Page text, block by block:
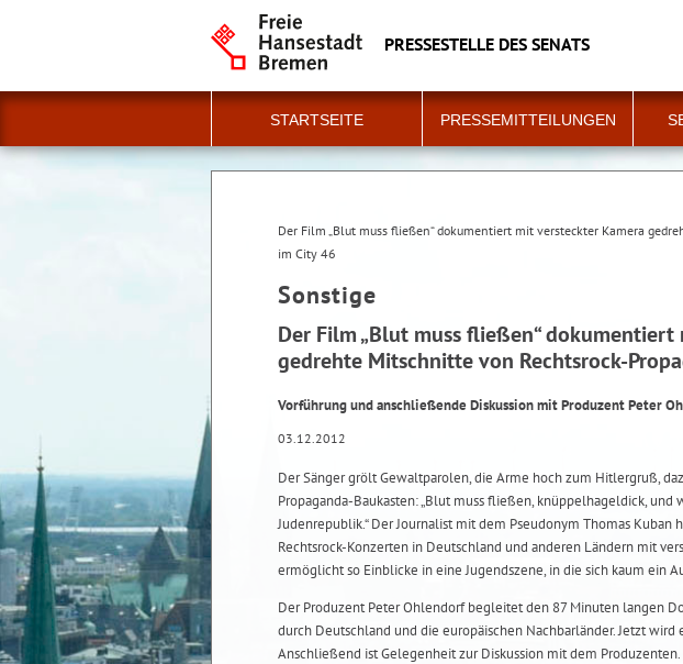
PRESSESTELLE DES SENATS
STARTSEITE PRESSEMITTEILUNGEN
Der Film „Blut muss fließen“ dokumentiert mit versteckter Kamera
im City 46
Sonstige
Der Film „Blut muss fließen“
gedrehte Mitschnitte von Rechtsrock-
Vorführung und anschließende Diskussion mit Produzent Peter
03.12.2012
Der Sänger grölt Gewaltparolen, die Arme hoch zum Hitlergruß,
Propaganda-Baukasten: „Blut muss fließen, knüppelhageldick,
Judenrepublik.“ Der Journalist mit dem Pseudonym Thomas Kuban
Rechtsrock-Konzerten in Deutschland und anderen Ländern mit
ermöglicht so Einblicke in eine Jugendszene, in die sich kaum ein
Der Produzent Peter Ohlendorf begleitet den 87 Minuten langen
durch Deutschland und die europäischen Nachbarländer. Jetzt
Anschließend ist Gelegenheit zur Diskussion mit dem